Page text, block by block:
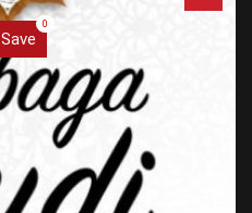
Save
0